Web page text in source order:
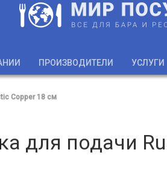
ПРОИЗВОДИТЕЛИ УСЛУГИ
Copper 18 cм
для подачи